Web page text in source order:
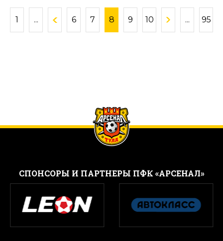
1 ... 6 7 8 9 10 ... 95
CПОНСОРЫ И ПАРТНЕРЫ ПФК «АРСЕНАЛ»